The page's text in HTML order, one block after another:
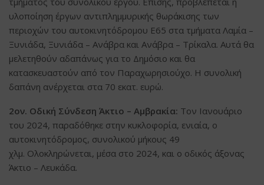
υλοποίηση έργων αντιπλημμυρικής θωράκισης των
περιοχών του αυτοκινητόδρομου Ε65 στα τμήματα Λαμία –
Ξυνιάδα, Ξυνιάδα – Ανάβρα και Ανάβρα – Τρίκαλα. Αυτά θα
μελετηθούν αδαπάνως για το Δημόσιο και θα
κατασκευαστούν από τον Παραχωρησιούχο. Η συνολική
δαπάνη ανέρχεται στα 70 εκατ. ευρώ.
2ον. Οδική Σύνδεση Άκτιο – Αμβρακία: Τον Ιανουάριο
του 2024, παραδόθηκε στην κυκλοφορία, ενιαία, ο
αυτοκινητόδρομος, συνολικού μήκους 49
χλμ. Ολοκληρώνεται, μέσα στο 2024, και ο οδικός άξονας
Άκτιο – Λευκάδα.